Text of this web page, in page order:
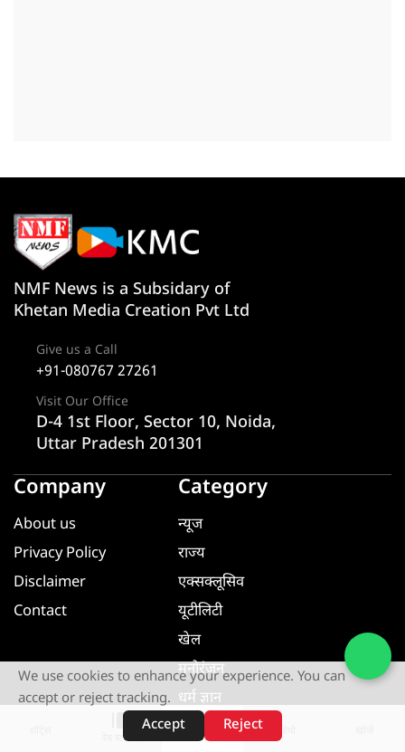
वेब स्टोरीज़
NMF News is a Subsidary of
Khetan Media Creation Pvt Ltd
Give us a Call
+91-080767 27261
Visit Our Office
D-4 1st Floor, Sector 10, Noida,
Uttar Pradesh 201301
Company
About us
Privacy Policy
Disclaimer
Contact
Category
न्यूज
राज्य
एक्सक्लूसिव
यूटीलिटी
खेल
मनोरंजन
धर्म ज्ञान
यूटीलिटी
We use cookies to enhance your experience. You can
accept or reject tracking.
Accept
Reject